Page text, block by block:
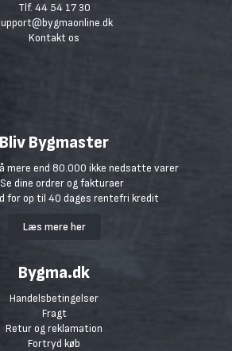
Tlf. 44 54 17 30
Kontakt os
Bliv Bygmaster
mere end 80.000 ikke nedsatte varer
Se dine ordrer og fakturaer
for op til 40 dages rentefri kredit
Læs mere her
Bygma.dk
Handelsbetingelser
Fragt
Retur og reklamation
Fortryd køb